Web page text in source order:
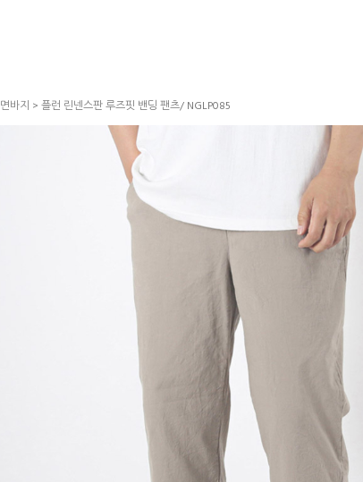
면바지 > 플런 린넨스판 루즈핏 밴딩 팬츠/ NGLP085